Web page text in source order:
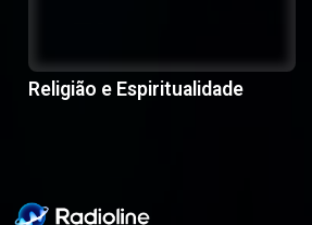
Religião e Espiritualidade